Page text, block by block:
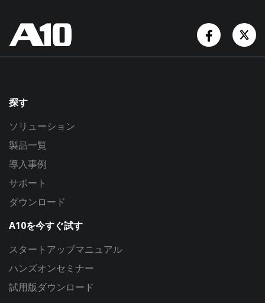
探す
ソリューション
製品一覧
導入事例
サポート
ダウンロード
A10を今すぐ試す
スタートアップマニュアル
ハンズオンセミナー
試用版ダウンロード